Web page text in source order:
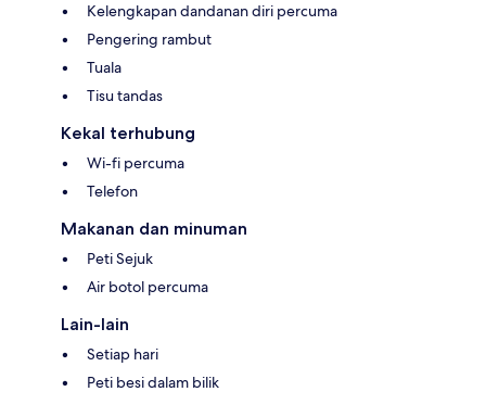
Kelengkapan dandanan diri percuma
Pengering rambut
Tuala
Tisu tandas
Kekal terhubung
Wi-fi percuma
Telefon
Makanan dan minuman
Peti Sejuk
Air botol percuma
Lain-lain
Setiap hari
Peti besi dalam bilik